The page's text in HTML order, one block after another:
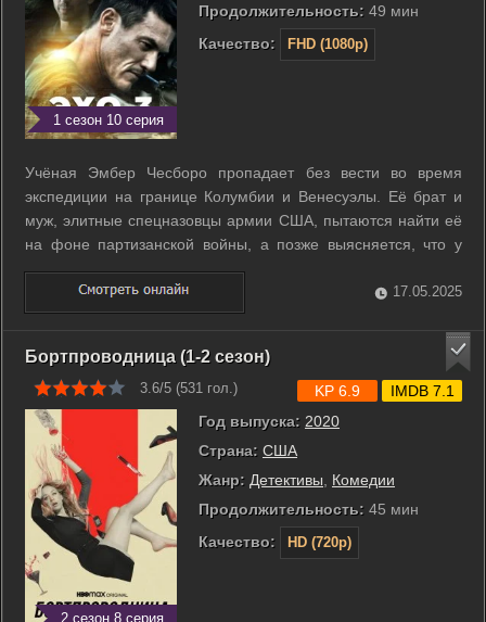
1 сезон 10 серия
Продолжительность: 49 мин
Качество:
FHD (1080p)
Учёная Эмбер Чесборо пропадает без вести во время
экспедиции на границе Колумбии и Венесуэлы. Её брат и
муж, элитные спецназовцы армии США, пытаются найти её
на фоне партизанской войны, а позже выясняется, что у
Эмбер есть свои тайны. ...
17.05.2025
Бортпроводница (1-2 сезон)
3.6/5 (531 гол.)
2 сезон 8 серия
Год выпуска: 2020
Страна: США
Жанр: Детективы
Комедии
Продолжительность: 45 мин
Качество:
HD (720p)
KP 6.9 IMDB 7.1